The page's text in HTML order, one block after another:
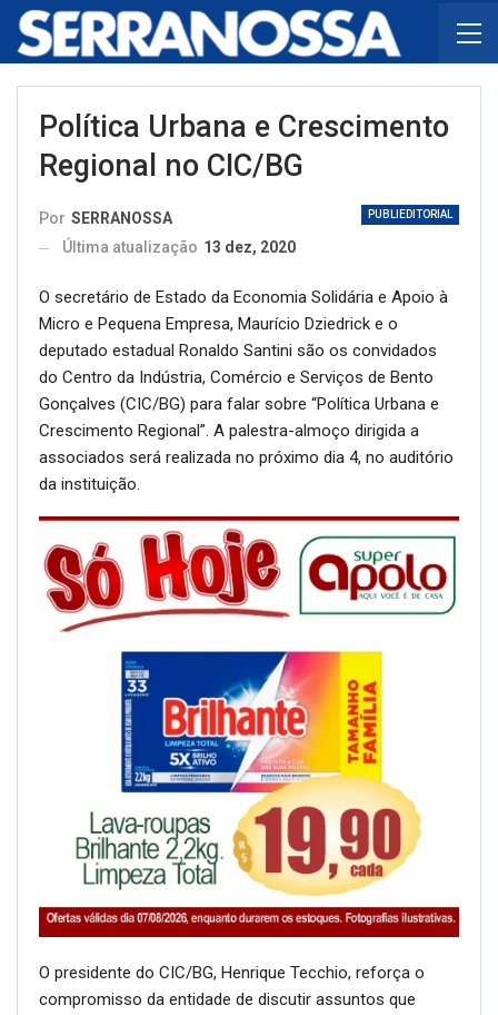
Política Urbana e Crescimento
Regional no CIC/BG
PUBLIEDITORIAL
Por SERRANOSSA
Última atualização 13 dez, 2020
O secretário de Estado da Economia Solidária e Apoio à
Micro e Pequena Empresa, Maurício Dziedrick e o
deputado estadual Ronaldo Santini são os convidados
do Centro da Indústria, Comércio e Serviços de Bento
Gonçalves (CIC/BG) para falar sobre “Política Urbana e
Crescimento Regional”. A palestra-almoço dirigida a
associados será realizada no próximo dia 4, no auditório
da instituição.
O presidente do CIC/BG, Henrique Tecchio, reforça o
compromisso da entidade de discutir assuntos que